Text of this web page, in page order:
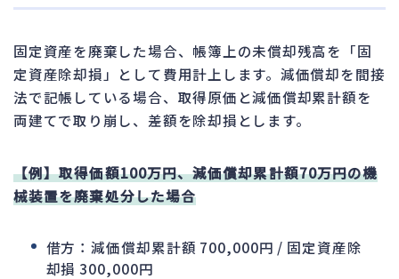
固定資産を廃棄した場合、帳簿上の未償却残高を「固
定資産除却損」として費用計上します。減価償却を間接
法で記帳している場合、取得原価と減価償却累計額を
両建てで取り崩し、差額を除却損とします。
【例】取得価額100万円、減価償却累計額70万円の機
械装置を廃棄処分した場合
借方：減価償却累計額 700,000円 / 固定資産除
却損 300,000円